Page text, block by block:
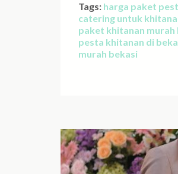
Tags: harga paket
catering untuk
paket khitanan murah
pesta khitanan di
murah bekasi